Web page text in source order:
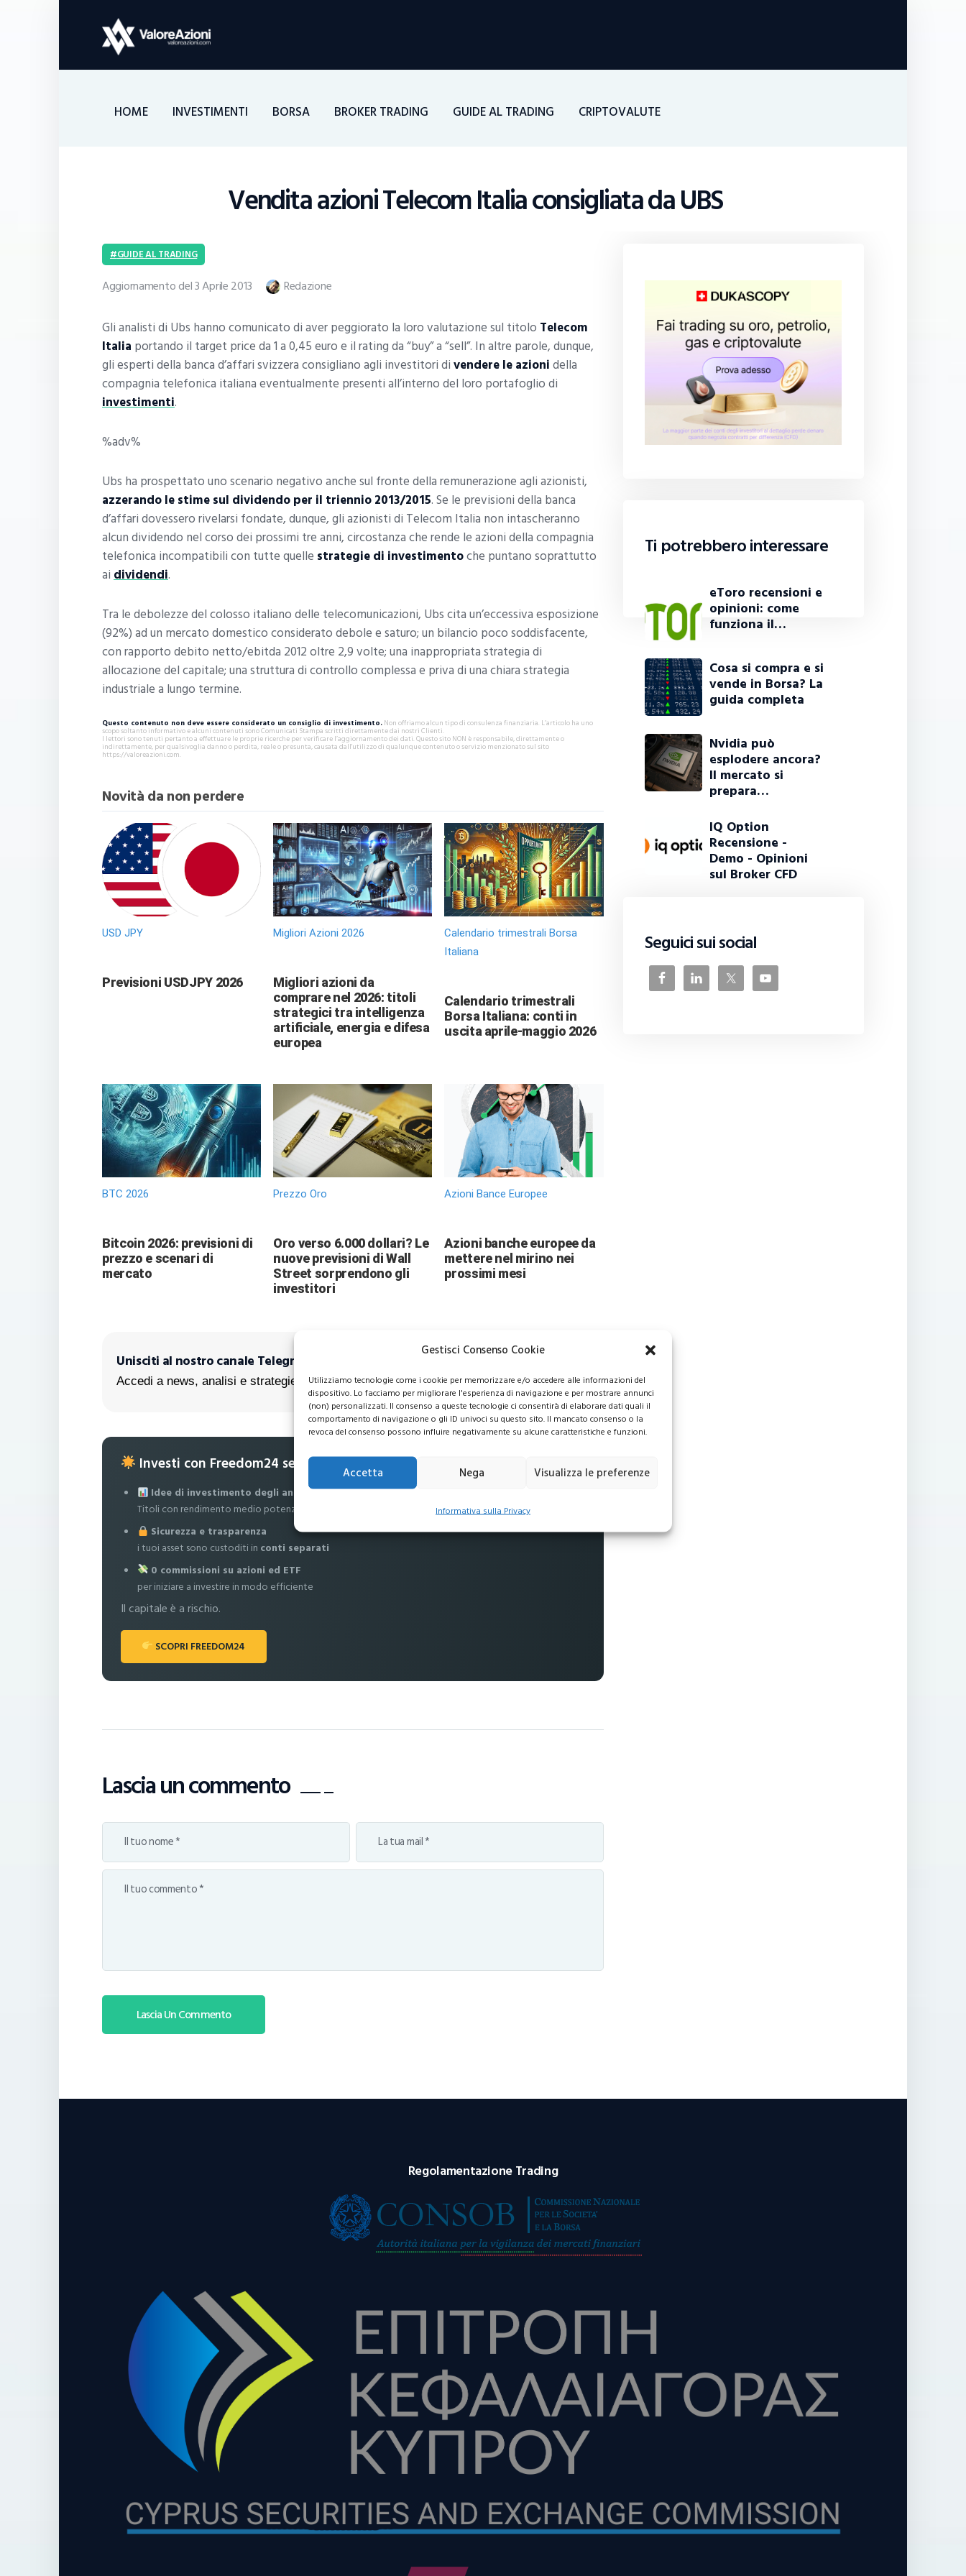
Gestisci Consenso Cookie
Utilizziamo tecnologie come i cookie per memorizzare e/o accedere alle informazioni del
dispositivo. Lo facciamo per migliorare l'esperienza di navigazione e per mostrare annunci
(non) personalizzati. Il consenso a queste tecnologie ci consentirà di elaborare dati quali il
comportamento di navigazione o gli ID univoci su questo sito. Il mancato consenso o la
revoca del consenso possono influire negativamente su alcune caratteristiche e funzioni.
Accetta Nega Visualizza le preferenze
Informativa sulla Privacy
HOME INVESTIMENTI BORSA BROKER TRADING GUIDE AL TRADING CRIPTOVALUTE
Vendita azioni Telecom Italia consigliata da UBS
Investimenti
Borsa
Guide Al Trading
GUIDE AL TRADING
Aggiornamento del 3 Aprile 2013 Redazione
Gli analisti di Ubs hanno comunicato di aver peggiorato la loro valutazione sul titolo Telecom
Italia portando il target price da 1 a 0,45 euro e il rating da “buy” a “sell”. In altre parole, dunque,
gli esperti della banca d’affari svizzera consigliano agli investitori divendere le azionidella
compagnia telefonica italiana eventualmente presenti all’interno del loro portafoglio di
investimenti.
%adv%
Ubs ha prospettato uno scenario negativo anche sul fronte della remunerazione agli azionisti,
azzerando le stime sul dividendo per il triennio 2013/2015. Se le previsioni della banca
d’affari dovessero rivelarsi fondate, dunque, gli azionisti di Telecom Italia non intascheranno
alcun dividendo nel corso dei prossimi tre anni, circostanza che rende le azioni della compagnia
telefonica incompatibili con tutte quelle strategie di investimentoche puntano soprattutto
aidividendi.
Tra le debolezze del colosso italiano delle telecomunicazioni, Ubs cita un’eccessiva esposizione
(92%) ad un mercato domestico considerato debole e saturo; un bilancio poco soddisfacente,
con rapporto debito netto/ebitda 2012 oltre 2,9 volte; una inappropriata strategia di
allocazione del capitale; una struttura di controllo complessa e priva di una chiara strategia
industriale a lungo termine.
Questo contenuto non deve essere considerato un consiglio di investimento.Non offriamo alcun tipo di consulenza finanziaria. L’articolo ha uno
scopo soltanto informativo e alcuni contenuti sono Comunicati Stampa scritti direttamente dai nostri Clienti.
I lettori sono tenuti pertanto a effettuare le proprie ricerche per verificare l’aggiornamento dei dati. Questo sito NON è responsabile, direttamente o
indirettamente, per qualsivoglia danno o perdita, reale o presunta, causata dall'utilizzo di qualunque contenuto o servizio menzionato sul sito
https://valoreazioni.com.
Novità da non perdere
USD JPY
Previsioni USDJPY 2026
Migliori Azioni 2026
Migliori azioni da
comprare nel 2026: titoli
strategici tra intelligenza
artificiale, energia e difesa
europea
Calendario trimestrali Borsa
Italiana
Calendario trimestrali
Borsa Italiana: conti in
uscita aprile-maggio 2026
BTC 2026
Bitcoin 2026: previsioni di
prezzo e scenari di
mercato
Prezzo Oro
Oro verso 6.000 dollari? Le
nuove previsioni di Wall
Street sorprendono gli
investitori
Azioni Bance Europee
Azioni banche europee da
mettere nel mirino nei
prossimi mesi
Unisciti al nostro canale Telegram!
Accedi a news, analisi e strategie esclusive per i tuoi investimenti
Investi con Freedom24 senza commissioni
Idee di investimento degli analisti
Titoli con rendimento medio potenziale fino al
Sicurezza e trasparenza
i tuoi asset sono custoditi in conti separati
0 commissioni su azioni ed ETF
per iniziare a investire in modo efficiente
Il capitale è a rischio.
SCOPRI FREEDOM24
Lascia un commento
Ti potrebbero interessare
eToro recensioni e
opinioni: come
funziona il…
Cosa si compra e si
vende in Borsa? La
guida completa
Nvidia può
esplodere ancora?
Il mercato si
prepara…
IQ Option
Recensione -
Demo - Opinioni
sul Broker CFD
Seguici sui social
Regolamentazione Trading